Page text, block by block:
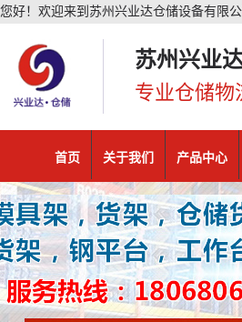
您好！欢迎来到苏州兴业达仓储设备有限公
苏州兴业
专业仓储物
首页 关于我们 产品中心